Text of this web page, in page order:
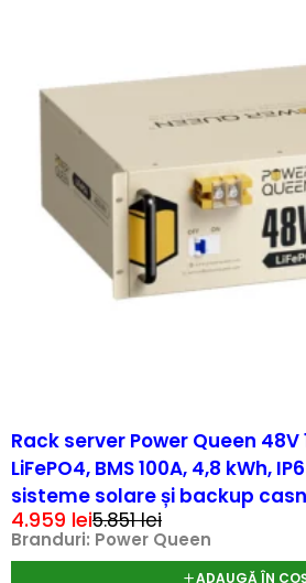
Rack server Power Queen
LiFePO4, BMS 100A, 4,8 kWh,
sisteme solare și backup
5.851lei
4.959 lei
Branduri: Power Queen
ADAUGĂ ÎN